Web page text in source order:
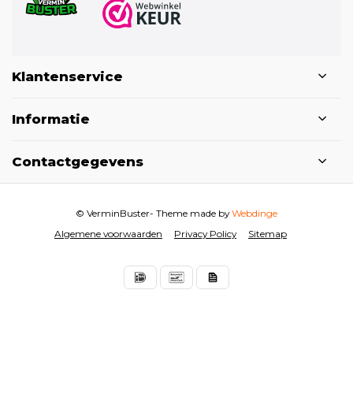
Klantenservice
Informatie
Contactgegevens
Algemene voorwaarden Privacy Policy Sitemap
© VerminBuster- Theme made byWebdinge